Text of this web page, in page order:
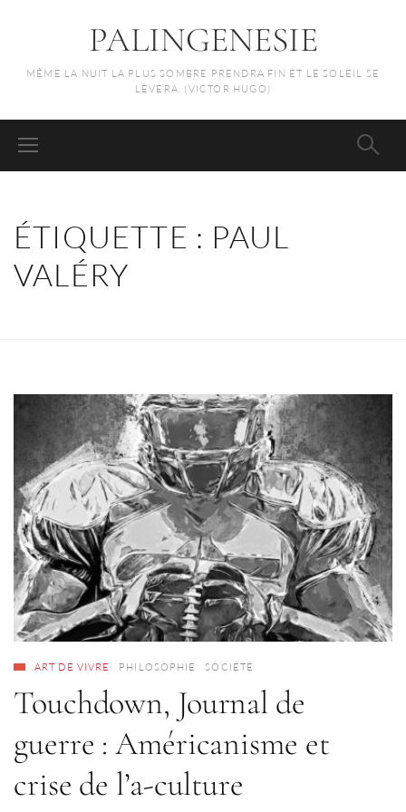
PALINGENESIE
MÊME LA NUIT LA PLUS SOMBRE PRENDRA FIN ET LE SOLEIL SE
LÈVERA. (VICTOR HUGO)
ÉTIQUETTE : PAUL
VALÉRY
ART DE VIVRE PHILOSOPHIE SOCIÉTÉ
Touchdown, Journal de
guerre : Américanisme et
crise de l’a-culture